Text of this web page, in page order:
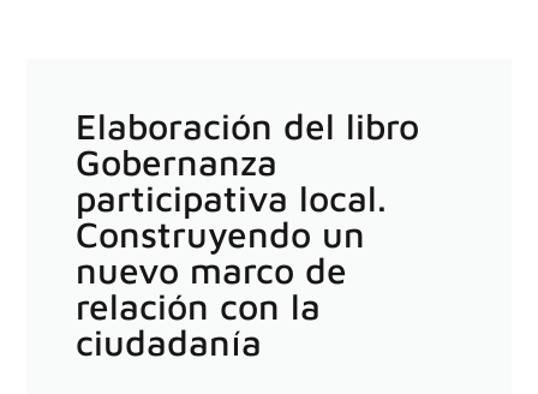
Elaboración del libro
Gobernanza
participativa local.
Construyendo un
nuevo marco de
relación con la
ciudadanía